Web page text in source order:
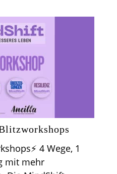
4 Wege, 1
mit mehr